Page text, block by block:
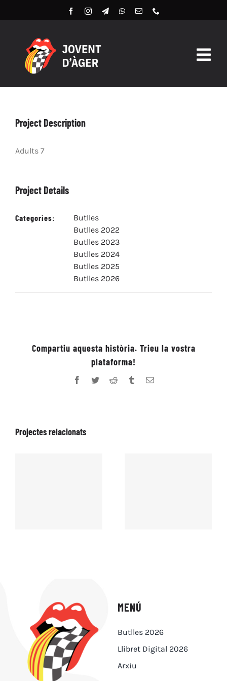
to
Llibret Digital 2026
Arxiu
Project Description
Adults 7
Project Details
Categories:
Butlles
Butlles 2022
Butlles 2023
Butlles 2024
Butlles 2025
Butlles 2026
Compartiu aquesta història. Trieu la vostra
plataforma!
Facebook
TwitterReddit TumblrEmail:
Projectes relacionats
MENÚ
Butlles 2026
Llibret Digital 2026
Arxiu